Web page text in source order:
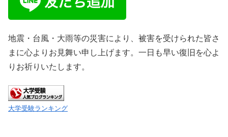
地震・台風・大雨等の災害により、被害を受けられた皆さ
まに心よりお見舞い申し上げます。一日も早い復旧を心よ
りお祈りいたします。
大学受験ランキング